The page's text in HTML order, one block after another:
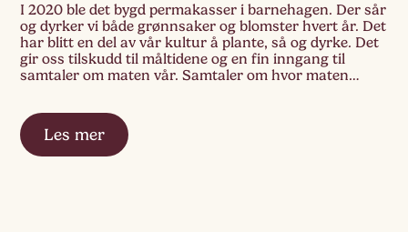
I 2020 ble det bygd permakasser i barnehagen. Der sår
og dyrker vi både grønnsaker og blomster hvert år. Det
har blitt en del av vår kultur å plante, så og dyrke. Det
gir oss tilskudd til måltidene og en fin inngang til
samtaler om maten vår. Samtaler om hvor maten
Les mer